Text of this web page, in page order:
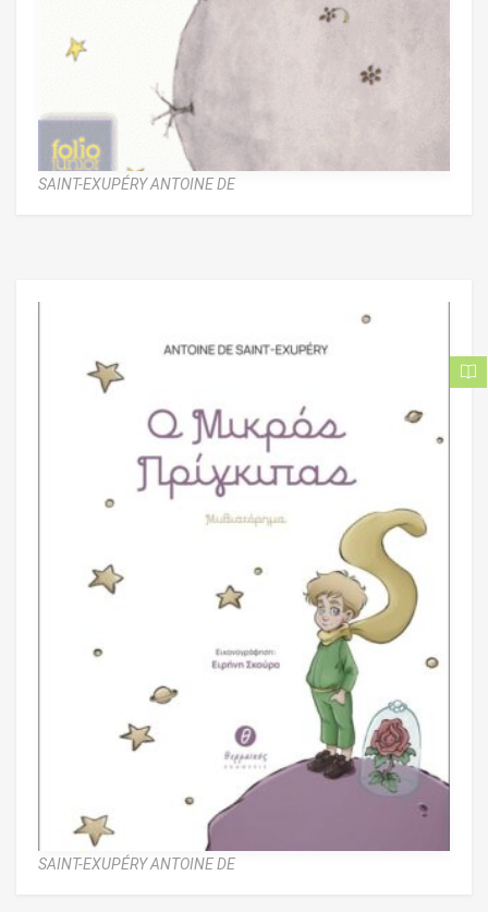
SAINT-EXUPÉRY ANTOINE DE
SAINT-EXUPÉRY ANTOINE DE